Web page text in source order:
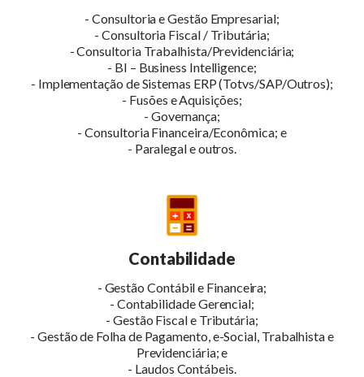
- Consultoria e Gestão Empresarial;
- Consultoria Fiscal / Tributária;
- Consultoria Trabalhista/Previdenciária;
- BI – Business Intelligence;
- Implementação de Sistemas ERP (Totvs/SAP/Outros);
- Fusões e Aquisições;
- Governança;
- Consultoria Financeira/Econômica; e
- Paralegal e outros.
Contabilidade
- Gestão Contábil e Financeira;
- Contabilidade Gerencial;
- Gestão Fiscal e Tributária;
- Gestão de Folha de Pagamento, e-Social, Trabalhista e
Previdenciária; e
- Laudos Contábeis.